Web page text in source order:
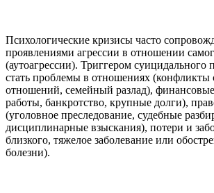
Психологические кризисы часто
проявлениями агрессии в отношении
(аутоагрессии). Триггером суицидального
стать проблемы в отношениях (конфликты
отношений, семейный разлад),
работы, банкротство, крупные долги),
(уголовное преследование, судебные
дисциплинарные взыскания), потери и
близкого, тяжелое заболевание или
болезни).